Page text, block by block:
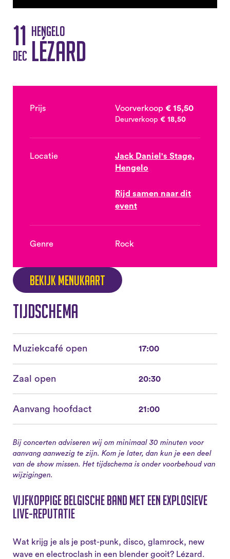
11
dec
Hengelo
Lézard
Prijs Voorverkoop € 15,50
Deurverkoop € 18,50
Locatie
Jack Daniel's Stage,
Hengelo
Rijd samen naar dit
event
Genre Rock
Bekijk menukaart
Tijdschema
Muziekcafé open 17:00
Zaal open 20:30
Aanvang hoofdact 21:00
Bij concerten adviseren wij om minimaal 30 minuten voor
aanvang aanwezig te zijn. Kom je later, dan kun je een deel
van de show missen. Het tijdschema is onder voorbehoud van
wijzigingen.
Vijfkoppige Belgische band met een explosieve
live-reputatie
Wat krijg je als je post-punk, disco, glamrock, new
wave en electroclash in een blender gooit? Lézard.